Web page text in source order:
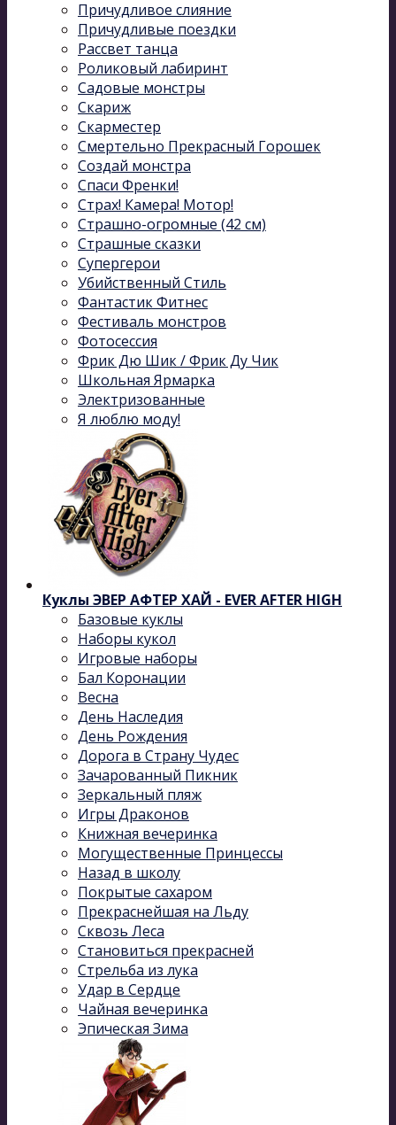
Причудливое слияние
Причудливые поездки
Рассвет танца
Роликовый лабиринт
Садовые монстры
Скариж
Скарместер
Смертельно Прекрасный Горошек
Создай монстра
Спаси Френки!
Страх! Камера! Мотор!
Страшно-огромные (42 см)
Страшные сказки
Супергерои
Убийственный Стиль
Фантастик Фитнес
Фестиваль монстров
Фотосессия
Фрик Дю Шик / Фрик Ду Чик
Школьная Ярмарка
Электризованные
Я люблю моду!
Куклы ЭВЕР АФТЕР ХАЙ - EVER AFTER HIGH
Базовые куклы
Наборы кукол
Игровые наборы
Бал Коронации
Весна
День Наследия
День Рождения
Дорога в Страну Чудес
Зачарованный Пикник
Зеркальный пляж
Игры Драконов
Книжная вечеринка
Могущественные Принцессы
Назад в школу
Покрытые сахаром
Прекраснейшая на Льду
Сквозь Леса
Становиться прекрасней
Стрельба из лука
Удар в Сердце
Чайная вечеринка
Эпическая Зима